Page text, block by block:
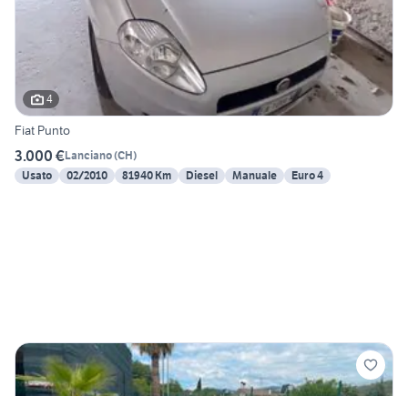
4
Fiat Punto
3.000 €Lanciano(CH)
Usato
02/2010 81940 Km Diesel Manuale Euro 4